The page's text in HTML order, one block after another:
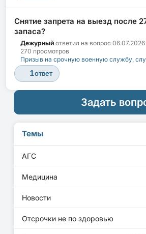
Снятие запрета на выезд после
запаса?
Дежурный ответил на вопрос 06.07.2026
270 просмотров
Призыв на срочную военную службу,
1ответ
Задать
Темы
АГС
Медицина
Новости
Отсрочки не по здоровью